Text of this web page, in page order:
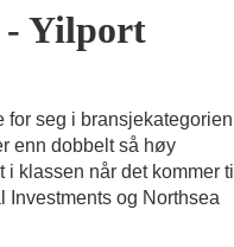
- Yilport
seg i bransjekategorien
enn dobbelt så høy
klassen når det kommer til
Investments og Northsea